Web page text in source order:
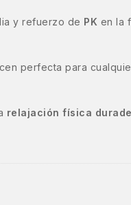
y refuerzo de PK en la
perfecta para
relajación física